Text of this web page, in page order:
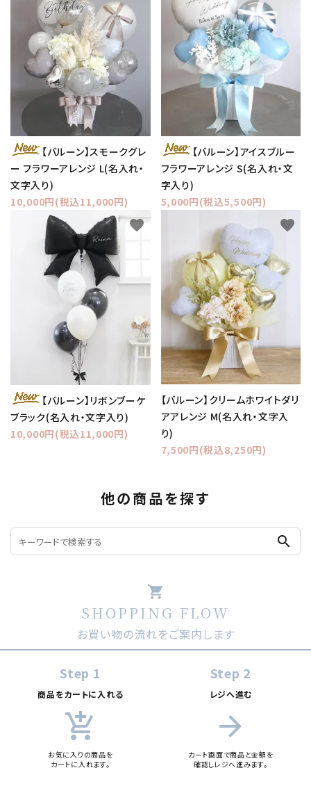
【バルーン】スモークグレ
ー フラワーアレンジ L(名入れ・
文字入り)
10,000円(税込11,000円)
【バルーン】アイスブルー
フラワーアレンジ S(名入れ・文
字入り)
5,000円(税込5,500円)
【バルーン】リボンブーケ
ブラック(名入れ・文字入り)
10,000円(税込11,000円)
favorite
【バルーン】クリームホワイトダリ
アアレンジ M(名入れ・文字入
り)
7,500円(税込8,250円)
favorite
他の商品を探す
search
shopping_cart
SHOPPING FLOW
お買い物の流れをご案内します
Step 1
商品をカートに入れる
add_shopping_cart
お気に入りの商品を
カートに入れます。
Step 2
レジへ進む
arrow_forward
カート画面で商品と金額を
確認しレジへ進みます。